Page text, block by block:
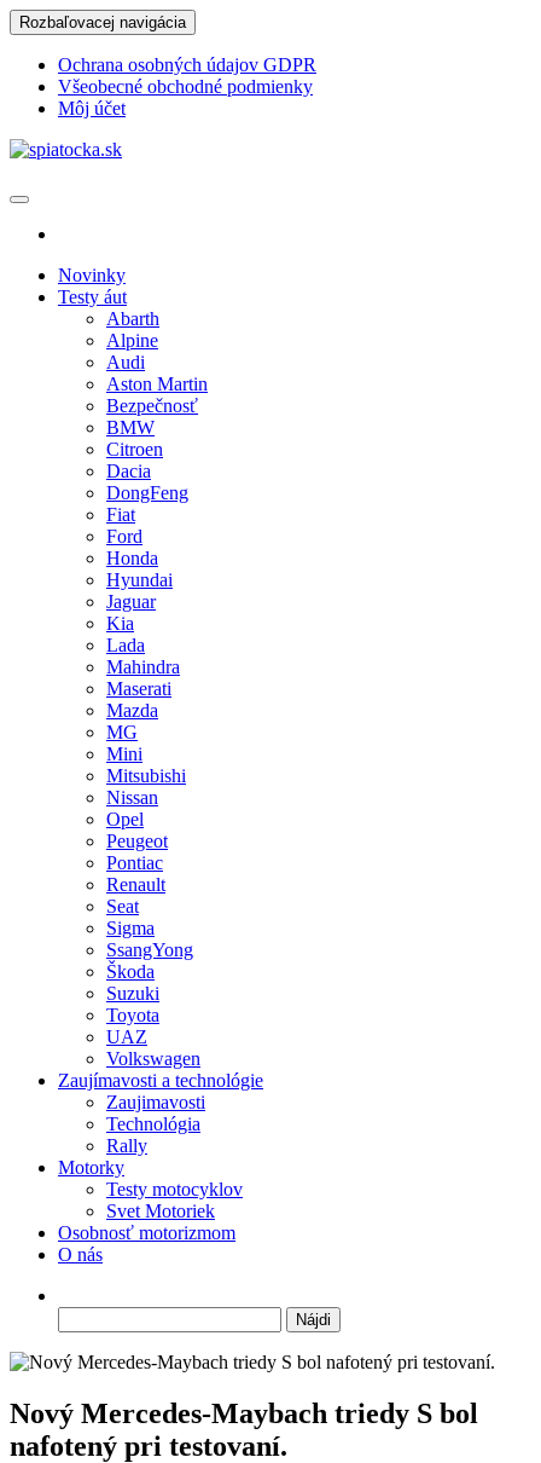
Skip
to
content
Rozbaľovacej navigácia
Ochrana osobných údajov GDPR
Všeobecné obchodné podmienky
Môj účet
Novinky
Testy áut
Abarth
Alpine
Audi
Aston Martin
Bezpečnosť
BMW
Citroen
Dacia
DongFeng
Fiat
Ford
Honda
Hyundai
Jaguar
Kia
Lada
Mahindra
Maserati
Mazda
MG
Mini
Mitsubishi
Nissan
Opel
Peugeot
Pontiac
Renault
Seat
Sigma
SsangYong
Škoda
Suzuki
Toyota
UAZ
Volkswagen
Zaujímavosti a technológie
Zaujimavosti
Technológia
Rally
Motorky
Testy motocyklov
Svet Motoriek
Osobnosť motorizmom
O nás
Nový Mercedes-Maybach triedy S bol
nafotený pri testovaní.